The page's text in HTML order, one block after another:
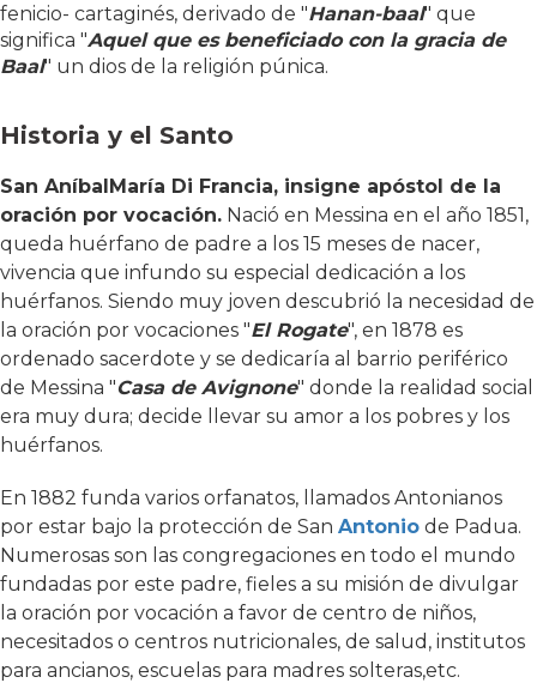
fenicio- cartaginés, derivado de "Hanan-baal" que
significa "Aquel que es beneficiado con la gracia de
Baal" un dios de la religión púnica.
Historia y el Santo
San AníbalMaría Di Francia, insigne apóstol de la
oración por vocación. Nació en Messina en el año 1851,
queda huérfano de padre a los 15 meses de nacer,
vivencia que infundo su especial dedicación a los
huérfanos. Siendo muy joven descubrió la necesidad de
la oración por vocaciones "El Rogate", en 1878 es
ordenado sacerdote y se dedicaría al barrio periférico
de Messina "Casa de Avignone" donde la realidad social
era muy dura; decide llevar su amor a los pobres y los
huérfanos.
En 1882 funda varios orfanatos, llamados Antonianos
por estar bajo la protección de San Antonio de Padua.
Numerosas son las congregaciones en todo el mundo
fundadas por este padre, fieles a su misión de divulgar
la oración por vocación a favor de centro de niños,
necesitados o centros nutricionales, de salud, institutos
para ancianos, escuelas para madres solteras,etc.